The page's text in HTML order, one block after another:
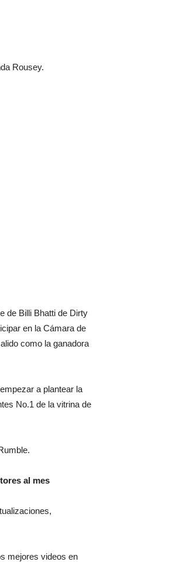
Rousey.
de Billi Bhatti de Dirty
en la Cámara de
como la ganadora
a plantear la
No.1 de la vitrina de
al mes
mejores videos en